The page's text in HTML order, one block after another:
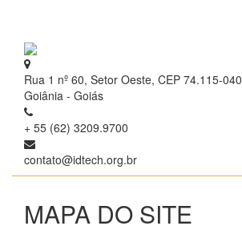
Rua 1 nº 60, Setor Oeste, CEP 74.115-040
Goiânia - Goiás
+ 55 (62) 3209.9700
contato@idtech.org.br
MAPA DO SITE